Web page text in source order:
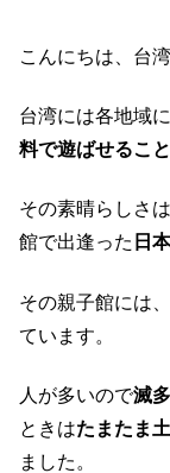
こんにちは、台
台湾には各地域に
料で遊ばせるこ
その素晴らしさ
館で出逢った 日
その親子館には
ています。
人が多いので滅
ときはたまたま
ました。